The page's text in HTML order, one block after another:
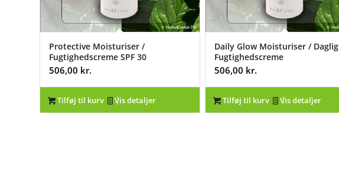
Protective Moisturiser /
Fugtighedscreme SPF 30
506,00 kr.
Tilføj til kurv Vis detaljer
Daily Glow Moisturiser / Daglig
Fugtighedscreme
506,00 kr.
Tilføj til kurv Vis detaljer